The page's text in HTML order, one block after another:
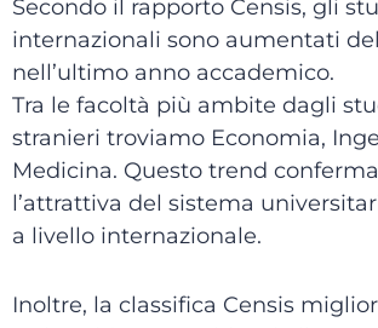
Secondo il rapporto Censis, gli
internazionali sono aumentati
nell’ultimo anno accademico.
Tra le facoltà più ambite dagli
stranieri troviamo Economia,
Medicina. Questo trend conferma
l’attrattiva del sistema
a livello internazionale.
Inoltre, la classifica Censis